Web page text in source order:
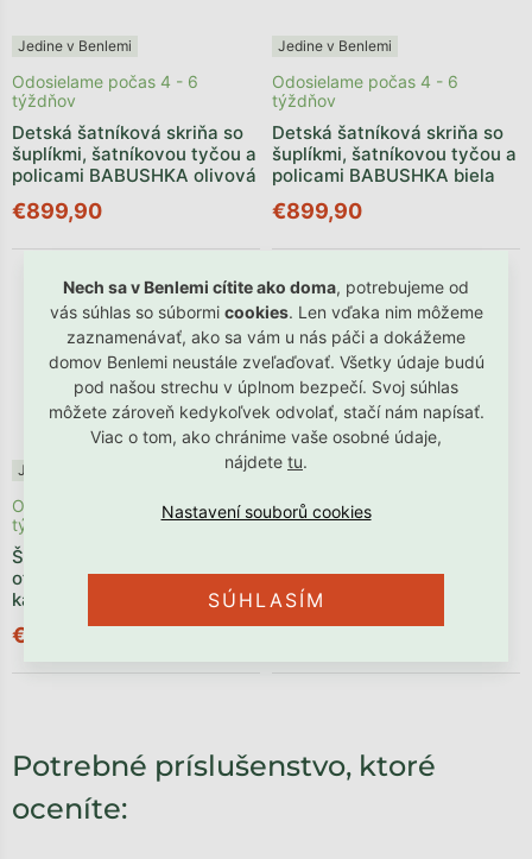
Nech sa v Benlemi cítite ako doma, potrebujeme od
vás súhlas so súbormi cookies. Len vďaka nim môžeme
zaznamenávať, ako sa vám u nás páči a dokážeme
domov Benlemi neustále zveľaďovať. Všetky údaje budú
pod našou strechu v úplnom bezpečí. Svoj súhlas
môžete zároveň kedykoľvek odvolať, stačí nám napísať.
Viac o tom, ako chránime vaše osobné údaje,
nájdete tu.
SÚHLASÍM
Jedine v Benlemi
Detská šatníková skriňa so
šuplíkmi, šatníkovou tyčou a
policami BABUSHKA olivová
Odosielame počas 4 - 6
týždňov
€899,90
Jedine v Benlemi
Detská šatníková skriňa so
šuplíkmi, šatníkovou tyčou a
policami BABUSHKA biela
Odosielame počas 4 - 6
týždňov
€899,90
Jedine v Benlemi
Šatníková skriňa s
otvoreným regálom BASIC
kašmírová
Odosielame počas 4 - 6
týždňov
€920,90
Jedine v Benlemi
šuplíkom, tyčami a policami
VINTAGE kašmírová
Odosielame počas 4 - 6
týždňov
€1 117,90
Potrebné príslušenstvo, ktoré
oceníte: